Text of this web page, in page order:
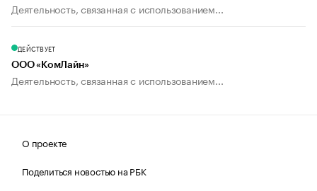
Деятельность, связанная с использованием...
ДЕЙСТВУЕТ
ООО «КомЛайн»
Деятельность, связанная с использованием...
О проекте
Поделиться новостью на РБК